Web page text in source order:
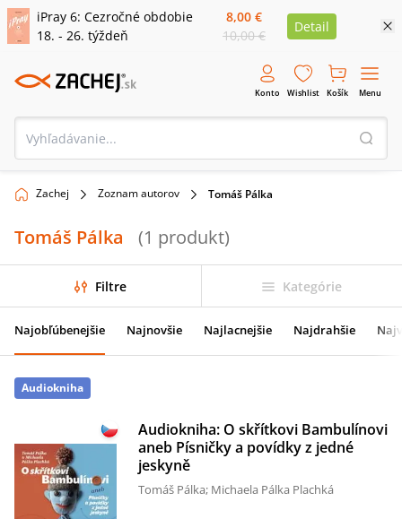
iPray 6: Cezročné obdobie
18. - 26. týždeň
8,00 €
10,00 €
Detail
Konto Wishlist Košík Menu
Zachej Zoznam autorov Tomáš Pálka
Tomáš Pálka (1 produkt)
Filtre Kategórie
Najobľúbenejšie Najnovšie Najlacnejšie Najdrahšie
Audiokniha
Audiokniha: O skřítkovi Bambulínovi
aneb Písničky a povídky z jedné
jeskyně
Tomáš Pálka; Michaela Pálka Plachká